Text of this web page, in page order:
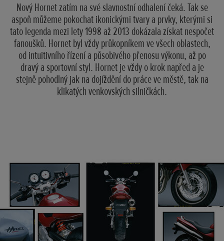
Nový Hornet zatím na své slavnostní odhalení čeká. Tak se
aspoň můžeme pokochat ikonickými tvary a prvky, kterými si
tato legenda mezi lety 1998 až 2013 dokázala získat nespočet
fanoušků. Hornet byl vždy průkopníkem ve všech oblastech,
od intuitivního řízení a působivého přenosu výkonu, až po
dravý a sportovní styl. Hornet je vždy o krok napřed a je
stejně pohodlný jak na dojíždění do práce ve městě, tak na
klikatých venkovských silničkách.